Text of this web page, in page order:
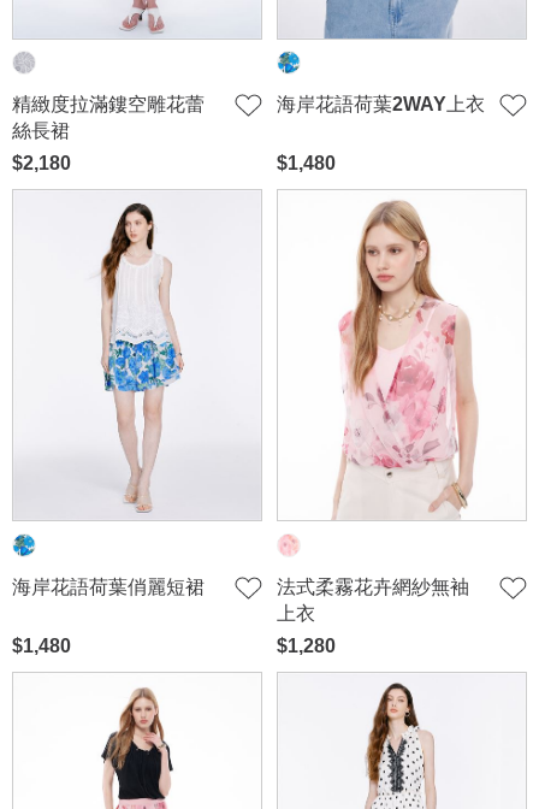
精緻度拉滿鏤空雕花蕾
絲長裙
$2,180
海岸花語荷葉2WAY上衣
$1,480
海岸花語荷葉俏麗短裙
$1,480
法式柔霧花卉網紗無袖
上衣
$1,280